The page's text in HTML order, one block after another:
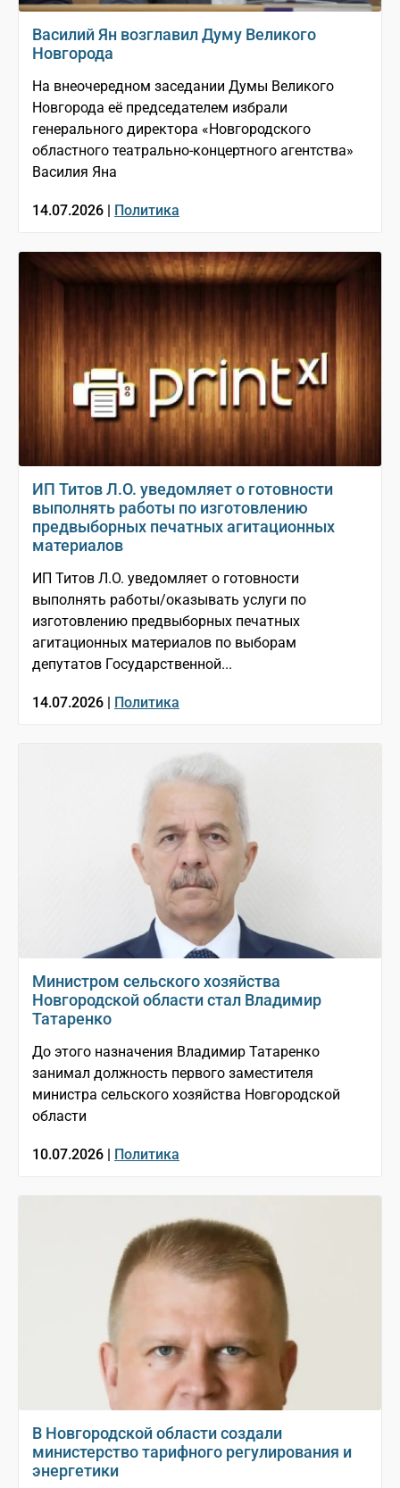
Василий Ян возглавил Думу Великого
Новгорода
На внеочередном заседании Думы Великого
Новгорода её председателем избрали
генерального директора «Новгородского
областного театрально-концертного агентства»
Василия Яна
14.07.2026 | Политика
ИП Титов Л.О. уведомляет о готовности
выполнять работы по изготовлению
предвыборных печатных агитационных
материалов
ИП Титов Л.О. уведомляет о готовности
выполнять работы/оказывать услуги по
изготовлению предвыборных печатных
агитационных материалов по выборам
депутатов Государственной...
14.07.2026 | Политика
Министром сельского хозяйства
Новгородской области стал Владимир
Татаренко
До этого назначения Владимир Татаренко
занимал должность первого заместителя
министра сельского хозяйства Новгородской
области
10.07.2026 | Политика
В Новгородской области создали
министерство тарифного регулирования и
энергетики